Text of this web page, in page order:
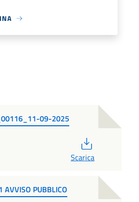
09-2025
Scarica
AVVISO PUBBLICO